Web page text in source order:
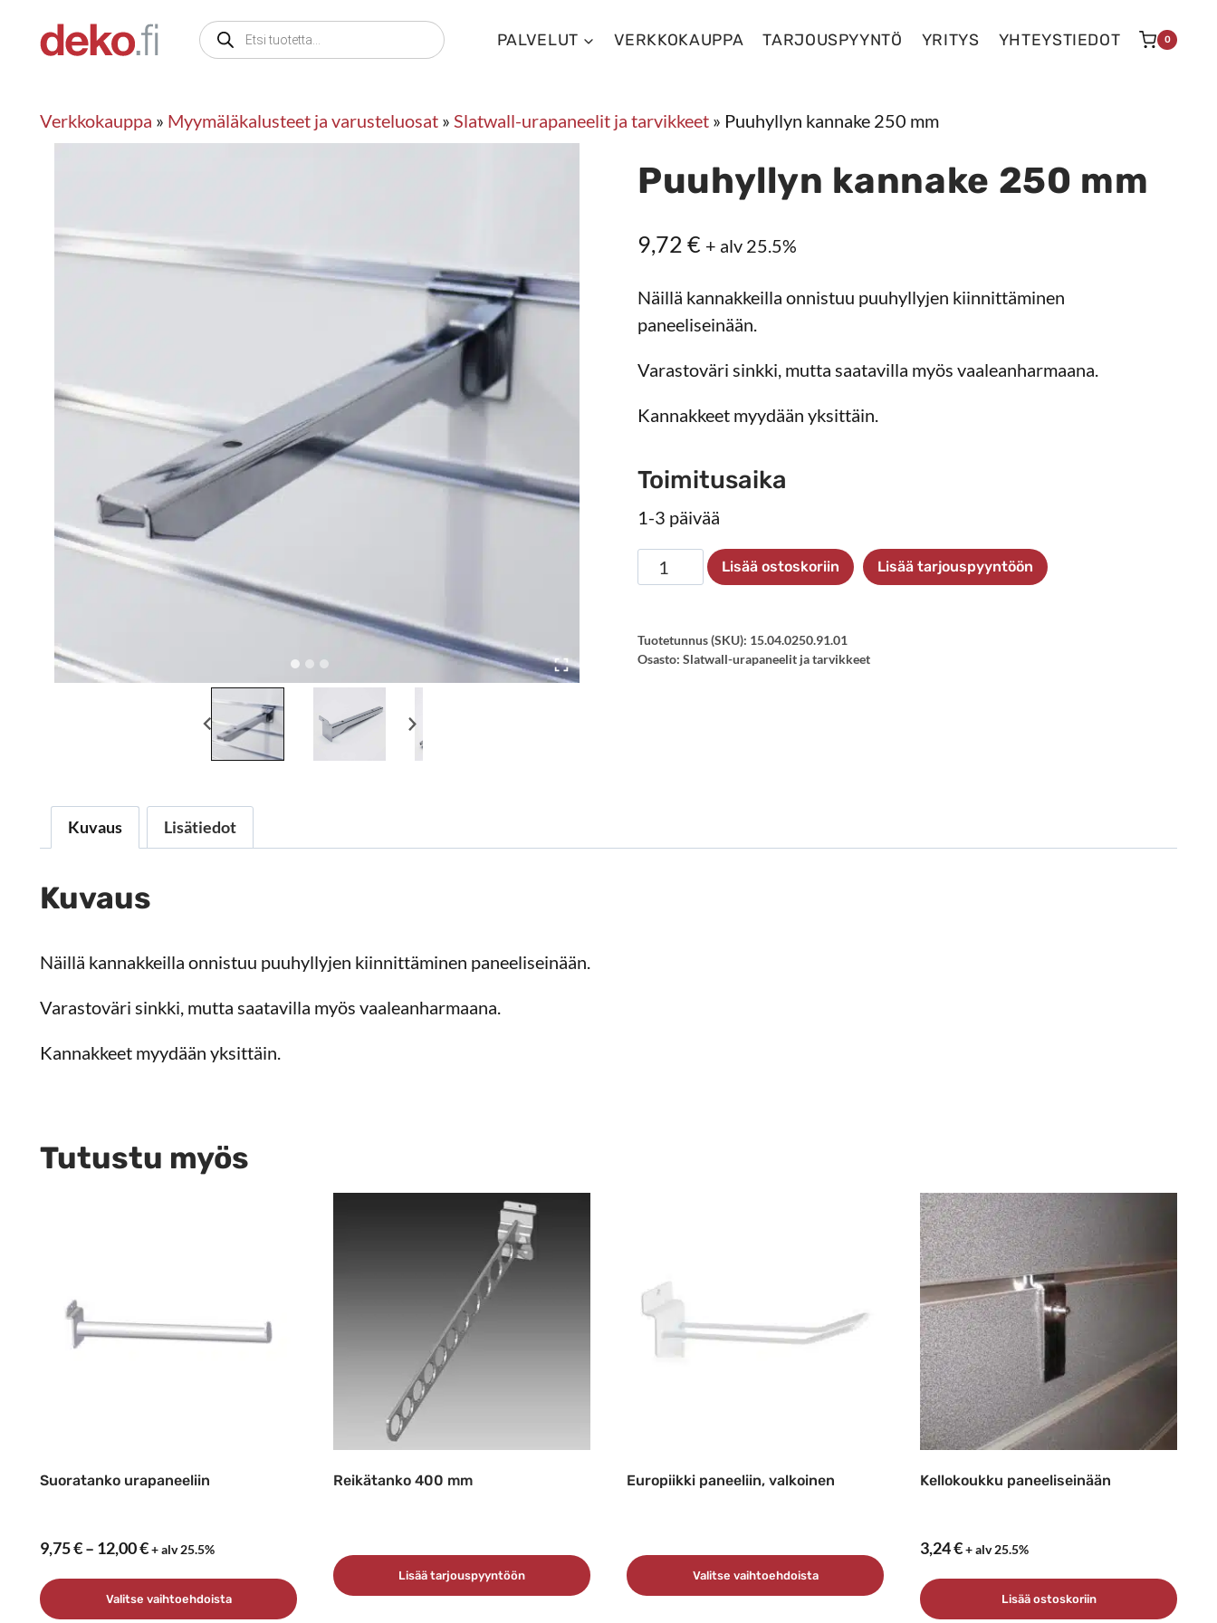
sisältöön
Products
search
PALVELUT VERKKOKAUPPA TARJOUSPYYNTÖ YRITYS YHTEYSTIEDOT 0
Verkkokauppa » Myymäläkalusteet ja varusteluosat » Slatwall-urapaneelit ja tarvikkeet » Puuhyllyn kannake 250 mm
Puuhyllyn kannake 250 mm
9,72 € + alv 25.5%
Näillä kannakkeilla onnistuu puuhyllyjen kiinnittäminen
paneeliseinään.
Varastoväri sinkki, mutta saatavilla myös vaaleanharmaana.
Kannakkeet myydään yksittäin.
Toimitusaika
1-3 päivää
Puuhyllyn
kannake
mm
määrä
Lisää ostoskoriin Lisää tarjouspyyntöön
Tuotetunnus (SKU): 15.04.0250.91.01
Osasto: Slatwall-urapaneelit ja tarvikkeet
Kuvaus Lisätiedot
Kuvaus
Näillä kannakkeilla onnistuu puuhyllyjen kiinnittäminen paneeliseinään.
Varastoväri sinkki, mutta saatavilla myös vaaleanharmaana.
Kannakkeet myydään yksittäin.
Tutustu myös
Suoratanko urapaneeliin
9,75€– 12,00€Hintaluokka:
–
12,00 €
+ alv 25.5%
Valitse vaihtoehdoista
Reikätanko 400 mm
Lisää tarjouspyyntöön
Europiikki paneeliin, valkoinen
Valitse vaihtoehdoista
Kellokoukku paneeliseinään
3,24€+ alv 25.5%
Lisää ostoskoriin